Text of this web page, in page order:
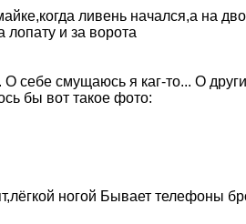
ливень начался,а на
и за ворота
себе смущаюсь я каг-то... О
бы вот такое фото:
ногой Бывает телефоны